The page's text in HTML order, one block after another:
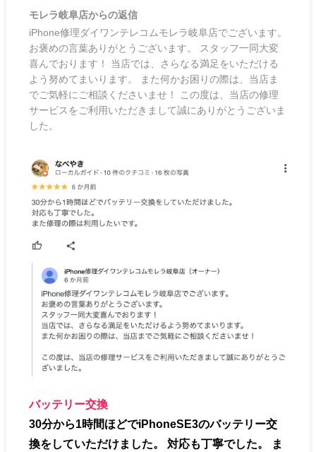
モレラ岐阜店からの返信
iPhone修理ダイワンテレコムモレラ岐阜店でございます。
お褒めの言葉ありがとうございます。 スタッフ一同大変
喜んでおります！ 当店では、さらなる満足をいただける
よう努めてまいります。 また何かお困りの際は、当店ま
でご気軽にご相談くださいませ！ この度は、当店の修理
サービスをご利用いただきまして誠にありがとうございま
した。
バッテリー交換
30分から1時間ほどでiPhoneSE3のバッテリー交
換をしていただけました。 対応も丁寧でした。 ま